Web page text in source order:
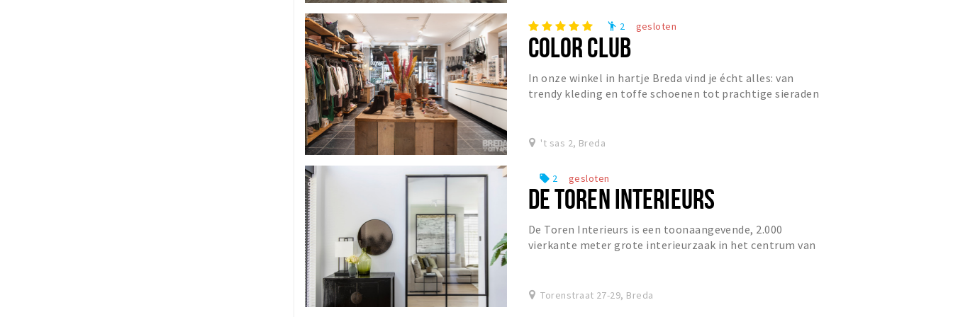
emoji_people 2 gesloten
COLOR CLUB
In onze winkel in hartje Breda vind je écht alles: van
trendy kleding en toffe schoenen tot prachtige sieraden
't sas 2, Breda
local_offer 2 gesloten
DE TOREN INTERIEURS
De Toren Interieurs is een toonaangevende, 2.000
vierkante meter grote interieurzaak in het centrum van
Torenstraat 27-29, Breda